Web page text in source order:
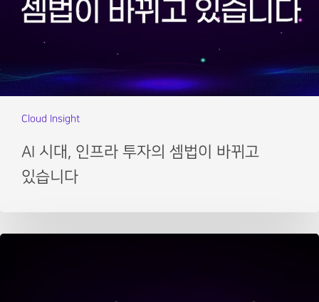
Cloud Insight
AI 시대, 인프라 투자의 셈법이 바뀌고
있습니다